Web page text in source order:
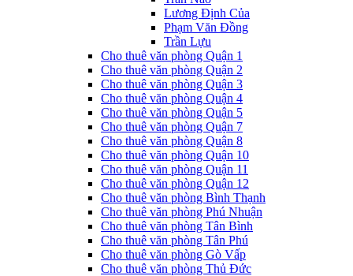
Lương Định Của
Phạm Văn Đồng
Trần Lựu
Cho thuê văn phòng Quận 1
Cho thuê văn phòng Quận 2
Cho thuê văn phòng Quận 3
Cho thuê văn phòng Quận 4
Cho thuê văn phòng Quận 5
Cho thuê văn phòng Quận 7
Cho thuê văn phòng Quận 8
Cho thuê văn phòng Quận 10
Cho thuê văn phòng Quận 11
Cho thuê văn phòng Quận 12
Cho thuê văn phòng Bình Thạnh
Cho thuê văn phòng Phú Nhuận
Cho thuê văn phòng Tân Bình
Cho thuê văn phòng Tân Phú
Cho thuê văn phòng Gò Vấp
Cho thuê văn phòng Thủ Đức